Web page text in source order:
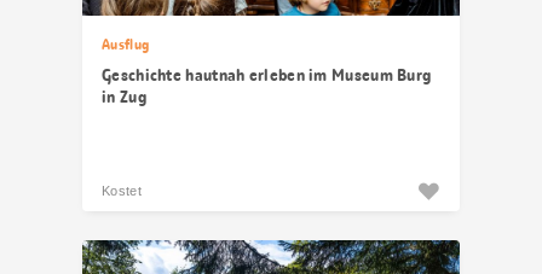
Ausflug
Geschichte hautnah erleben im Museum Burg
in Zug
Kostet